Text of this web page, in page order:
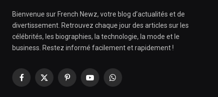
Bienvenue sur French Newz, votre blog d’actualités et de
divertissement. Retrouvez chaque jour des articles sur les
célébrités, les biographies, la technologie, la mode et le
business. Restez informé facilement et rapidement !
Facebook
X
PinterestYouTubeWhatsApp